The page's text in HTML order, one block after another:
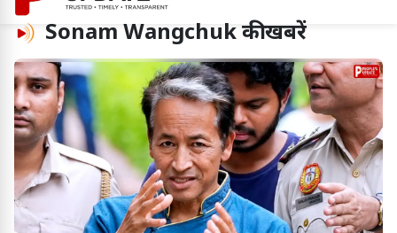
Sonam Wangchukकी खबरें